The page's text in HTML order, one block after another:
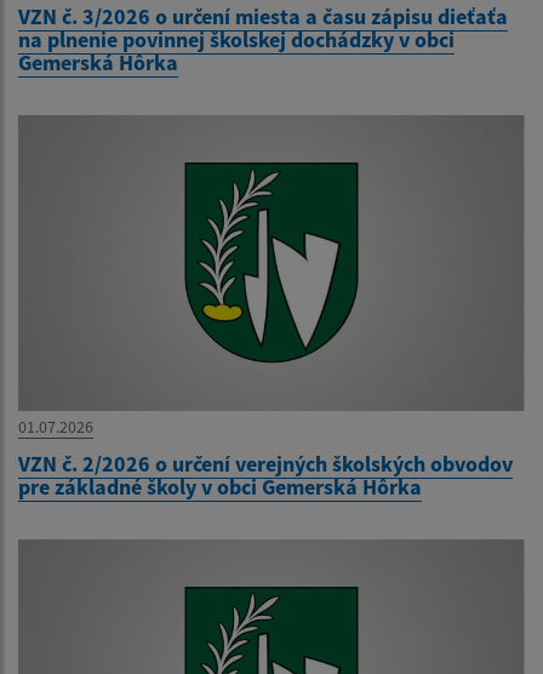
VZN č. 3/2026 o určení miesta a času zápisu dieťaťa
na plnenie povinnej školskej dochádzky v obci
Gemerská Hôrka
01.07.2026
VZN č. 2/2026 o určení verejných školských obvodov
pre základné školy v obci Gemerská Hôrka